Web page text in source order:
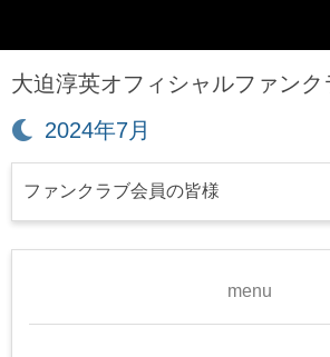
大迫淳英オフィシャルファンク
月:
2024年7月
ファンクラブ会員の皆様
menu